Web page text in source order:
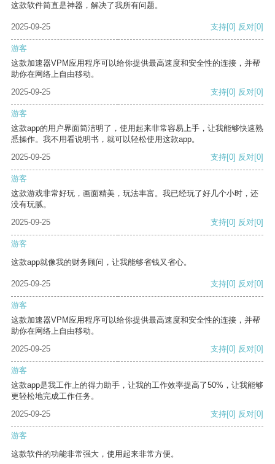
这款软件简直是神器，解决了我所有问题。
2025-09-25 支持[0] 反对[0]
游客
这款加速器VPM应用程序可以给你提供最高速度和安全性的连接，并帮
助你在网络上自由移动。
2025-09-25
支持[0] 反对[0]
游客
这款app的用户界面简洁明了，使用起来非常容易上手，让我能够快速熟
悉操作。我不用看说明书，就可以轻松使用这款app。
2025-09-25
支持[0] 反对[0]
游客
这款游戏非常好玩，画面精美，玩法丰富。我已经玩了好几个小时，还
没有玩腻。
2025-09-25
支持[0] 反对[0]
游客
这款app就像我的财务顾问，让我能够省钱又省心。
2025-09-25 支持[0] 反对[0]
游客
这款加速器VPM应用程序可以给你提供最高速度和安全性的连接，并帮
助你在网络上自由移动。
2025-09-25
支持[0] 反对[0]
游客
这款app是我工作上的得力助手，让我的工作效率提高了50%，让我能够
更轻松地完成工作任务。
2025-09-25
支持[0] 反对[0]
游客
这款软件的功能非常强大，使用起来非常方便。